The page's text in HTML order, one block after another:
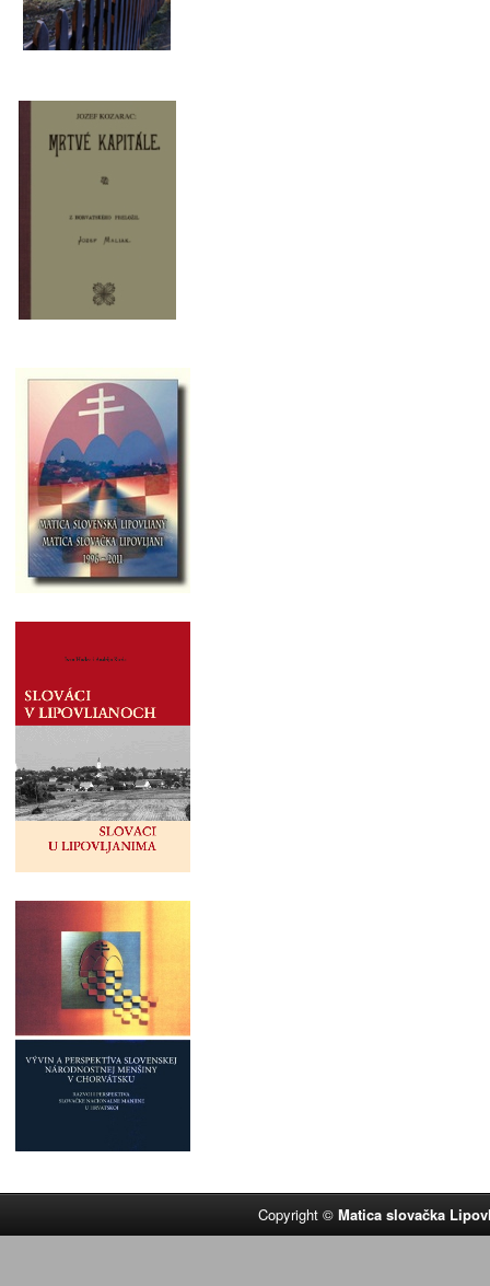
Copyright ©Matica slovačka